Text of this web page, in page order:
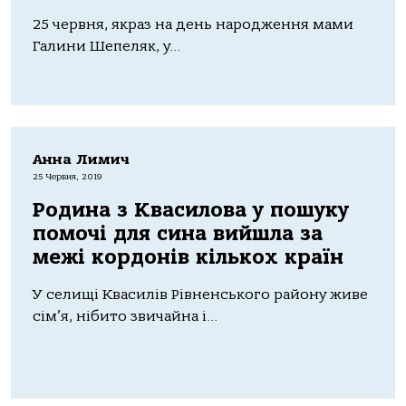
25 червня, якраз на день народження мами
Галини Шепеляк, у...
Анна Лимич
25 Червня, 2019
Родина з Квасилова у пошуку
помочі для сина вийшла за
межі кордонів кількох країн
У селищі Квасилів Рівненського району живе
сім’я, нібито звичайна і...